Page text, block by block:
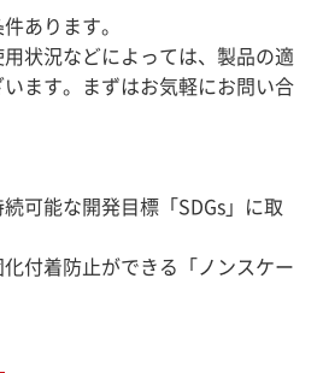
あります。
状況などによっては、製品の適
ます。まずはお気軽にお問い合
可能な開発目標「SDGs」に取
付着防止ができる「ノンスケー